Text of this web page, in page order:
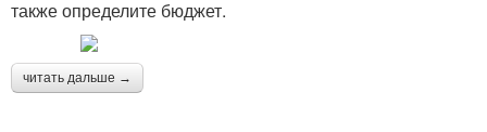
также определите бюджет.
читать дальше →